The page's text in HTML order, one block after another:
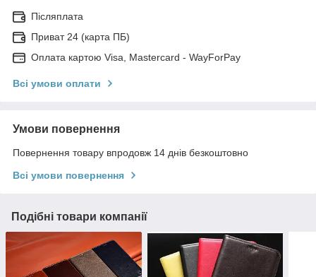
Післяплата
Приват 24 (карта ПБ)
Оплата картою Visa, Mastercard - WayForPay
Всі умови оплати
Умови повернення
Повернення товару впродовж 14 днів безкоштовно
Всі умови повернення
Подібні товари компанії